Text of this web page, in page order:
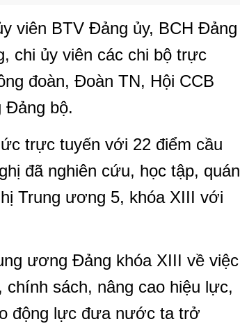
viên BTV Đảng ủy, BCH Đảng
chi ủy viên các chi bộ trực
đoàn, Đoàn TN, Hội CCB
Đảng bộ.
trực tuyến với 22 điểm cầu
đã nghiên cứu, học tập, quán
Trung ương 5, khóa XIII với
ương Đảng khóa XIII về việc
sách, nâng cao hiệu lực,
động lực đưa nước ta trở